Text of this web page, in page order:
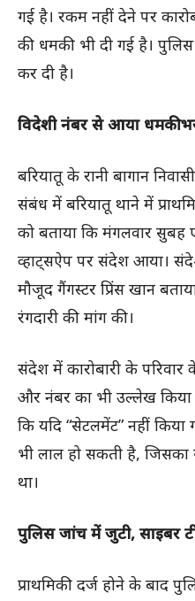
गई है। रकम नहीं देने पर
की धमकी भी दी गई है।
कर दी है।
विदेशी नंबर से आया धमकी
बरियातू के रानी बागान
संबंध में बरियातू थाने में
को बताया कि मंगलवार
व्हाट्सऐप पर संदेश आया।
मौजूद गैंगस्टर प्रिंस खान
रंगदारी की मांग की।
संदेश में कारोबारी के
और नंबर का भी उल्लेख किया
कि यदि “सेटलमेंट” नहीं
भी लाल हो सकती है,
था।
पुलिस जांच में जुटी, साइबर
प्राथमिकी दर्ज होने के बाद